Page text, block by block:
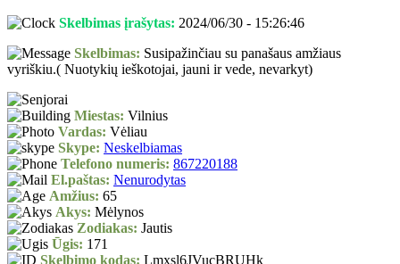
Skelbimas įrašytas: 2024/06/30 - 15:26:46
Skelbimas: Susipažinčiau su panašaus amžiaus
vyriškiu.( Nuotykių ieškotojai, jauni ir vede, nevarkyt)
Miestas: Vilnius
Vardas: Vėliau
Skype: Neskelbiamas
Telefono numeris: 867220188
El.paštas: Nenurodytas
Amžius: 65
Akys: Mėlynos
Zodiakas: Jautis
Ūgis: 171
Skelbimo kodas: Lmxsl6JVucBRUHk